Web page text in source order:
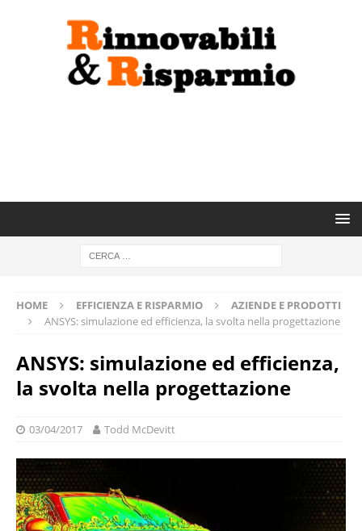
HOME EFFICIENZA E RISPARMIO
AZIENDE E PRODOTTI
ANSYS: simulazione ed efficienza, la svolta nella progettazione
ANSYS: simulazione ed efficienza,
la svolta nella progettazione
03/04/2017 Todd McDevitt